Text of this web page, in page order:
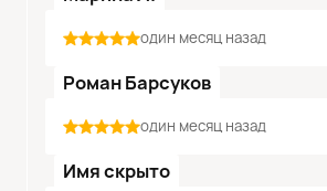
один месяц назад
Роман Барсуков
один месяц назад
Имя скрыто